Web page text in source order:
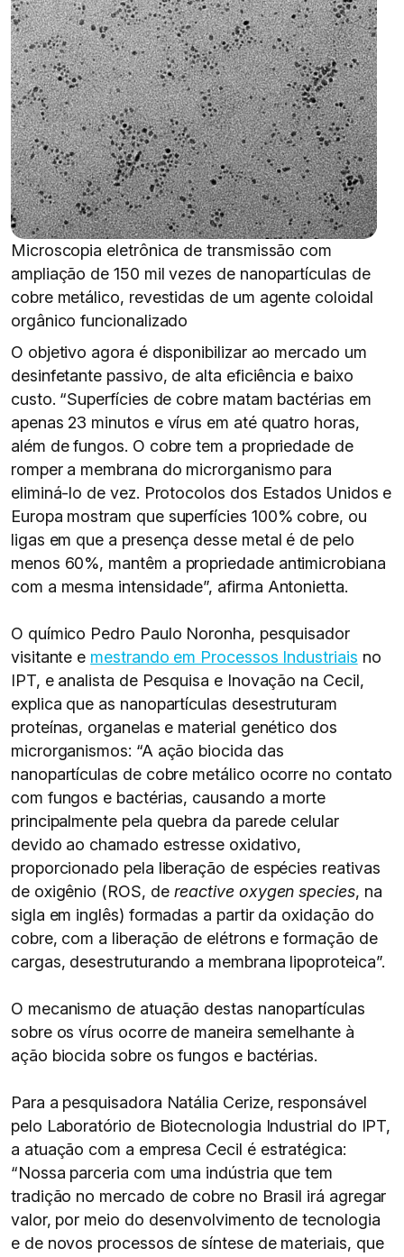
Microscopia eletrônica de transmissão com
ampliação de 150 mil vezes de nanopartículas de
cobre metálico, revestidas de um agente coloidal
orgânico funcionalizado
O objetivo agora é disponibilizar ao mercado um
desinfetante passivo, de alta eficiência e baixo
custo. “Superfícies de cobre matam bactérias em
apenas 23 minutos e vírus em até quatro horas,
além de fungos. O cobre tem a propriedade de
romper a membrana do microrganismo para
eliminá-lo de vez. Protocolos dos Estados Unidos e
Europa mostram que superfícies 100% cobre, ou
ligas em que a presença desse metal é de pelo
menos 60%, mantêm a propriedade antimicrobiana
com a mesma intensidade”, afirma Antonietta.
O químico Pedro Paulo Noronha, pesquisador
visitante e mestrando em Processos Industriais no
IPT, e analista de Pesquisa e Inovação na Cecil,
explica que as nanopartículas desestruturam
proteínas, organelas e material genético dos
microrganismos: “A ação biocida das
nanopartículas de cobre metálico ocorre no contato
com fungos e bactérias, causando a morte
principalmente pela quebra da parede celular
devido ao chamado estresse oxidativo,
proporcionado pela liberação de espécies reativas
de oxigênio (ROS, de reactive oxygen species, na
sigla em inglês) formadas a partir da oxidação do
cobre, com a liberação de elétrons e formação de
cargas, desestruturando a membrana lipoproteica”.
O mecanismo de atuação destas nanopartículas
sobre os vírus ocorre de maneira semelhante à
ação biocida sobre os fungos e bactérias.
Para a pesquisadora Natália Cerize, responsável
pelo Laboratório de Biotecnologia Industrial do IPT,
a atuação com a empresa Cecil é estratégica:
“Nossa parceria com uma indústria que tem
tradição no mercado de cobre no Brasil irá agregar
valor, por meio do desenvolvimento de tecnologia
e de novos processos de síntese de materiais, que